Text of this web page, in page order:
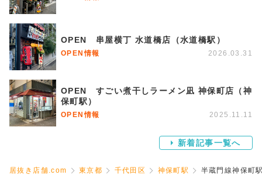
OPEN 串屋横丁 水道橋店（水道橋駅）
OPEN情報 2026.03.31
OPEN すごい煮干しラーメン凪 神保町店（神
保町駅）
OPEN情報 2025.11.11
新着記事一覧へ
居抜き店舗.com 東京都 千代田区 神保町駅 半蔵門線神保町